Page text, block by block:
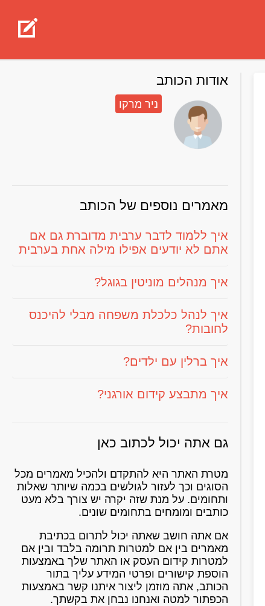
אודות הכותב
ניר מרקו
מאמרים נוספים של הכותב
איך ללמוד לדבר ערבית מדוברת גם אם
אתם לא יודעים אפילו מילה אחת בערבית
איך מנהלים מוניטין בגוגל?
איך לנהל כלכלת משפחה מבלי להיכנס
לחובות?
איך ברלין עם ילדים?
איך מתבצע קידום אורגני?
גם אתה יכול לכתוב כאן
מטרת האתר היא להתקדם ולהכיל מאמרים מכל
הסוגים וכך לעזור לגולשים בכמה שיותר שאלות
ותחומים. על מנת שזה יקרה יש צורך בלא מעט
כותבים ומומחים בתחומים שונים.
אם אתה חושב שאתה יכול לתרום בכתיבת
מאמרים בין אם למטרות תרומה בלבד ובין אם
למטרות קידום העסק או האתר שלך באמצעות
הוספת קישורים ופרטי המידע עליך בתור
הכותב, אתה מוזמן ליצור איתנו קשר באמצעות
הכפתור למטה ואנחנו נבחן את בקשתך.